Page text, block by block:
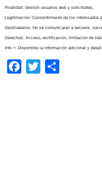
Finalidad: Gestión usuarios web y solicitudes.
Legitimación: Consentimiento de los interesados
Destinatarios: No se comunicaran a terceros,
Derechos: Acceso, rectificación, limitación de
Info +: Disponible la información adicional y
Facebook
Twitter